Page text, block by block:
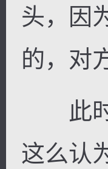
头，因
的，对
此时
这么认